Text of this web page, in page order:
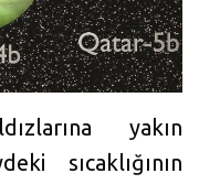
yakın
sıcaklığının